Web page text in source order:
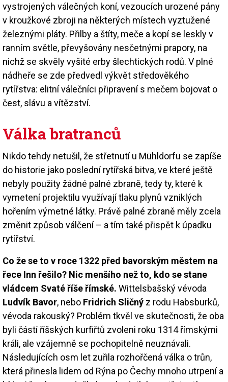
vystrojených válečných koní, vezoucích urozené pány
v kroužkové zbroji na některých místech vyztužené
železnými pláty. Přilby a štíty, meče a kopí se leskly v
ranním světle, převyšovány nesčetnými prapory, na
nichž se skvěly vyšité erby šlechtických rodů. V plné
nádheře se zde předvedl výkvět středověkého
rytířstva: elitní válečníci připravení s mečem bojovat o
čest, slávu a vítězství.
Válka bratranců
Nikdo tehdy netušil, že střetnutí u Mühldorfu se zapíše
do historie jako poslední rytířská bitva, ve které ještě
nebyly použity žádné palné zbraně, tedy ty, které k
vymetení projektilu využívají tlaku plynů vzniklých
hořením výmetné látky. Právě palné zbraně měly zcela
změnit způsob válčení – a tím také přispět k úpadku
rytířství.
Co že se to v roce 1322 před bavorským městem na
řece Inn řešilo? Nic menšího než to, kdo se stane
vládcem Svaté říše římské. Wittelsbašský vévoda
Ludvík Bavor, nebo Fridrich Sličný z rodu Habsburků,
vévoda rakouský? Problém tkvěl ve skutečnosti, že oba
byli částí říšských kurfiřtů zvoleni roku 1314 římskými
králi, ale vzájemně se pochopitelně neuznávali.
Následujících osm let zuřila rozhořčená válka o trůn,
která přinesla lidem od Rýna po Čechy mnoho utrpení a